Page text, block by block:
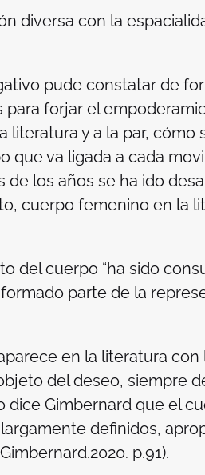
diversa con la
pude constatar de
forjar el
y a la par, cómo
que va ligada a cada
los años se ha ido
cuerpo femenino en la
delcuerpo“ha sido
parte de la
en la literatura
del deseo, siempre
Gimbernard que el
definidos,
p.91).